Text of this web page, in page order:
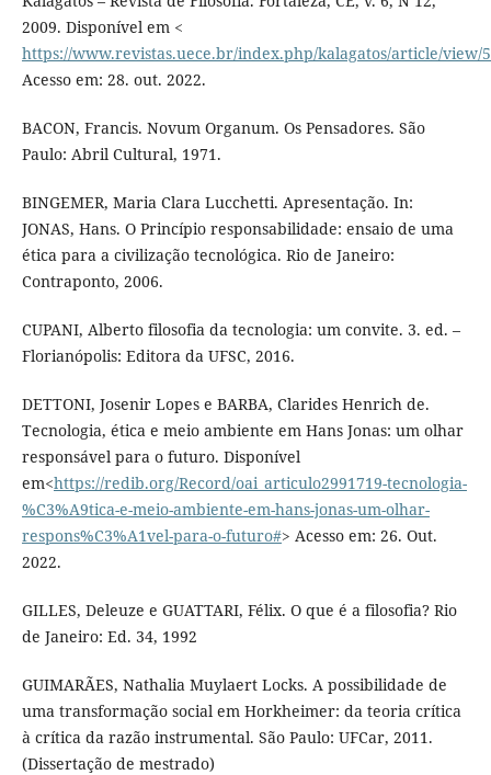
2009. Disponível em <
https://www.revistas.uece.br/index.php/kalagatos/article/view/
Acesso em: 28. out. 2022.
BACON, Francis. Novum Organum. Os Pensadores. São
Paulo: Abril Cultural, 1971.
BINGEMER, Maria Clara Lucchetti. Apresentação. In:
JONAS, Hans. O Princípio responsabilidade: ensaio de uma
ética para a civilização tecnológica. Rio de Janeiro:
Contraponto, 2006.
CUPANI, Alberto filosofia da tecnologia: um convite. 3. ed. –
Florianópolis: Editora da UFSC, 2016.
DETTONI, Josenir Lopes e BARBA, Clarides Henrich de.
Tecnologia, ética e meio ambiente em Hans Jonas: um olhar
responsável para o futuro. Disponível
em<https://redib.org/Record/oai_articulo2991719-tecnologia-
%C3%A9tica-e-meio-ambiente-em-hans-jonas-um-olhar-
respons%C3%A1vel-para-o-futuro#> Acesso em: 26. Out.
2022.
GILLES, Deleuze e GUATTARI, Félix. O que é a filosofia? Rio
de Janeiro: Ed. 34, 1992
GUIMARÃES, Nathalia Muylaert Locks. A possibilidade de
uma transformação social em Horkheimer: da teoria crítica
à crítica da razão instrumental. São Paulo: UFCar, 2011.
(Dissertação de mestrado)